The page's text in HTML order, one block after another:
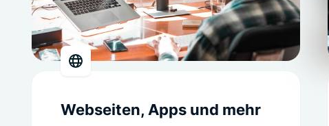
Webseiten, Apps und mehr